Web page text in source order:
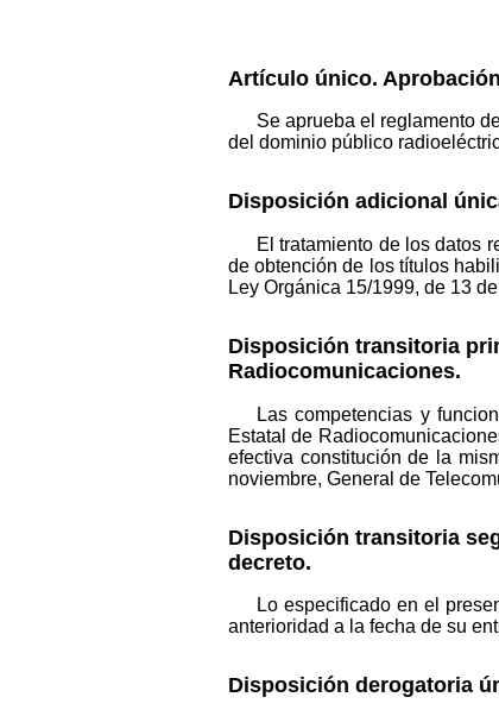
Artículo único.
Se aprueba el reglamento
del dominio público
Disposición adicional
El tratamiento de los datos
de obtención de los títulos
Ley Orgánica 15/1999, de 13
Disposición transitoria
Radiocomunicaciones.
Las competencias y
Estatal de
efectiva constitución de la
noviembre, General de
Disposición transitoria
decreto.
Lo especificado en el
anterioridad a la fecha de su
Disposición derogatoria